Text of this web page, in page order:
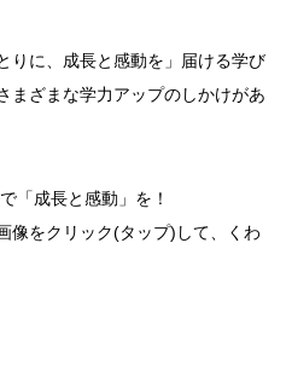
りに、成長と感動を」届ける学び
まざまな学力アップのしかけがあ
「成長と感動」を！
像をクリック(タップ)して、くわ